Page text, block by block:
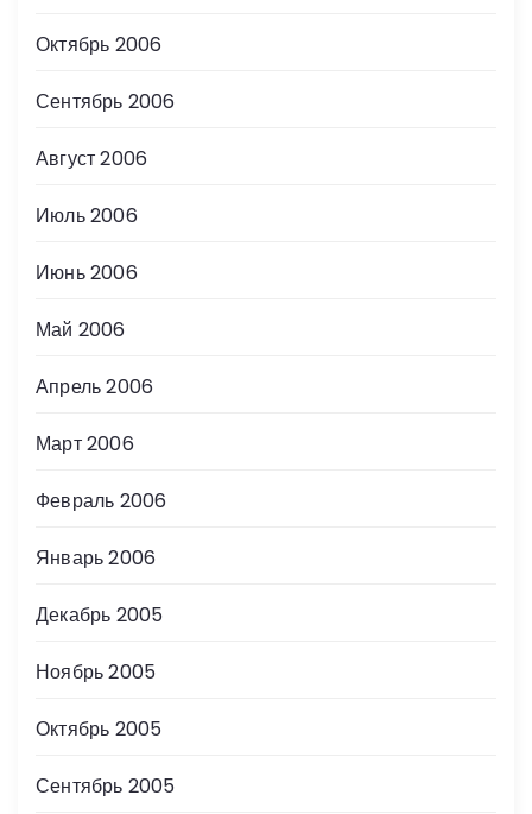
Октябрь 2006
Сентябрь 2006
Август 2006
Июль 2006
Июнь 2006
Май 2006
Апрель 2006
Март 2006
Февраль 2006
Январь 2006
Декабрь 2005
Ноябрь 2005
Октябрь 2005
Сентябрь 2005